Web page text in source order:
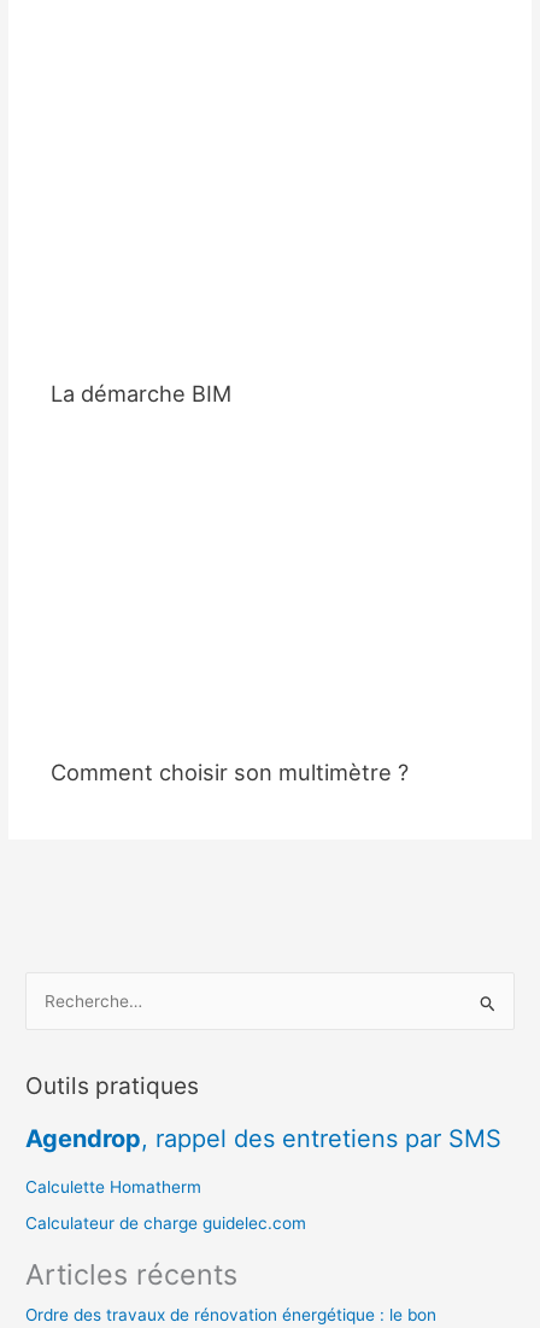
La démarche BIM
Comment choisir son multimètre ?
h
r
c
h
r
Outils pratiques
Agendrop, rappel des entretiens par SMS
Calculette Homatherm
Calculateur de charge guidelec.com
Articles récents
Ordre des travaux de rénovation énergétique : le bon